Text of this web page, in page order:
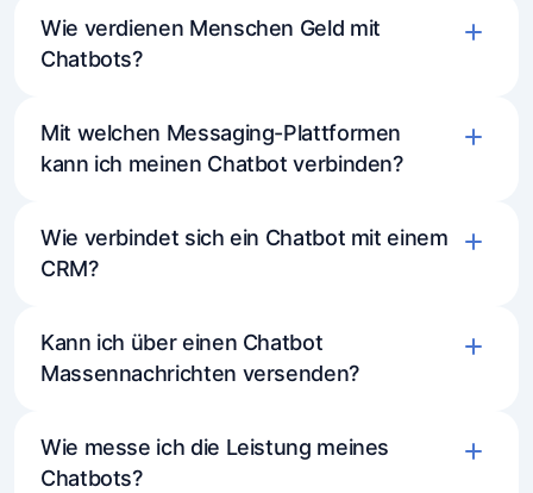
„Vertriebsmitarbeiter", „Kundensupport-
Spezialist", „Berater" usw.).
Wie verdienen Menschen Geld mit
Chatbots?
Mit welchen Messaging-Plattformen
kann ich meinen Chatbot verbinden?
Wie verbindet sich ein Chatbot mit einem
CRM?
Kann ich über einen Chatbot
Massennachrichten versenden?
Wie messe ich die Leistung meines
Chatbots?